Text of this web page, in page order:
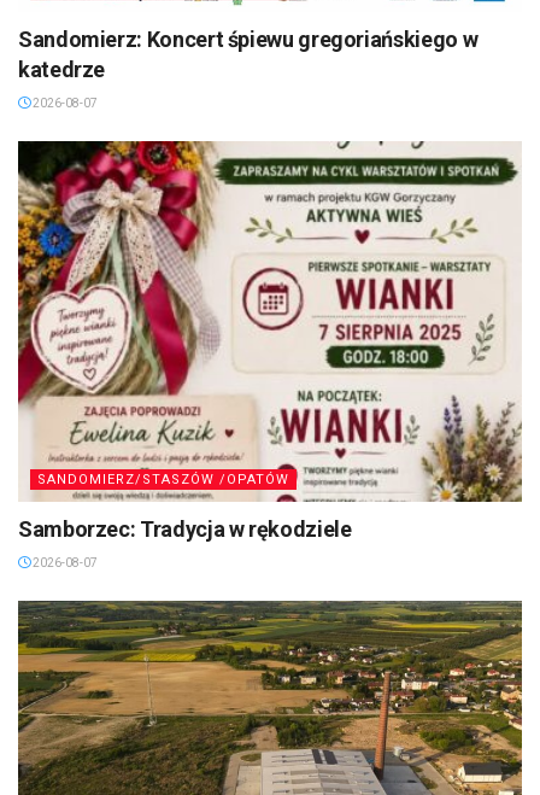
Sandomierz: Koncert śpiewu gregoriańskiego w
katedrze
2026-08-07
SANDOMIERZ/STASZÓW /OPATÓW
Samborzec: Tradycja w rękodziele
2026-08-07